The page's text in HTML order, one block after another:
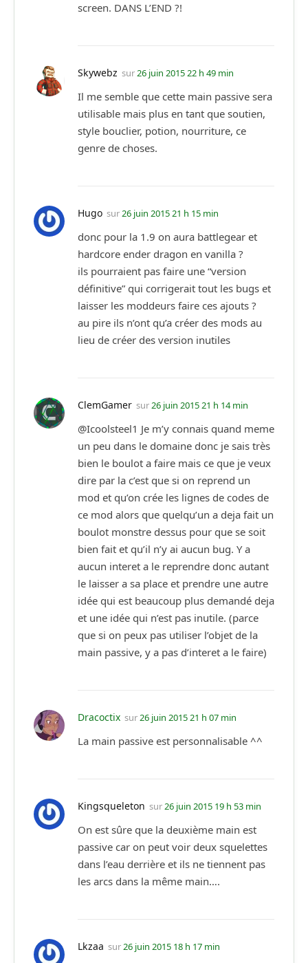
screen. DANS L’END ?!
Skywebz sur26 juin 2015 22 h 49 min
Il me semble que cette main passive sera
utilisable mais plus en tant que soutien,
style bouclier, potion, nourriture, ce
genre de choses.
Hugo sur26 juin 2015 21 h 15 min
donc pour la 1.9 on aura battlegear et
hardcore ender dragon en vanilla ?
ils pourraient pas faire une “version
définitive” qui corrigerait tout les bugs et
laisser les moddeurs faire ces ajouts ?
au pire ils n’ont qu’a créer des mods au
lieu de créer des version inutiles
ClemGamer sur26 juin 2015 21 h 14 min
@Icoolsteel1 Je m’y connais quand meme
un peu dans le domaine donc je sais très
bien le boulot a faire mais ce que je veux
dire par la c’est que si on reprend un
mod et qu’on crée les lignes de codes de
ce mod alors que quelqu’un a deja fait un
boulot monstre dessus pour que se soit
bien fait et qu’il n’y ai aucun bug. Y a
aucun interet a le reprendre donc autant
le laisser a sa place et prendre une autre
idée qui est beaucoup plus demandé deja
et une idée qui n’est pas inutile. (parce
que si on peux pas utiliser l’objet de la
main passive, y a pas d’interet a le faire)
Dracoctix sur26 juin 2015 21 h 07 min
La main passive est personnalisable ^^
Kingsqueleton sur26 juin 2015 19 h 53 min
On est sûre que la deuxième main est
passive car on peut voir deux squelettes
dans l’eau derrière et ils ne tiennent pas
les arcs dans la même main….
Lkzaa sur26 juin 2015 18 h 17 min